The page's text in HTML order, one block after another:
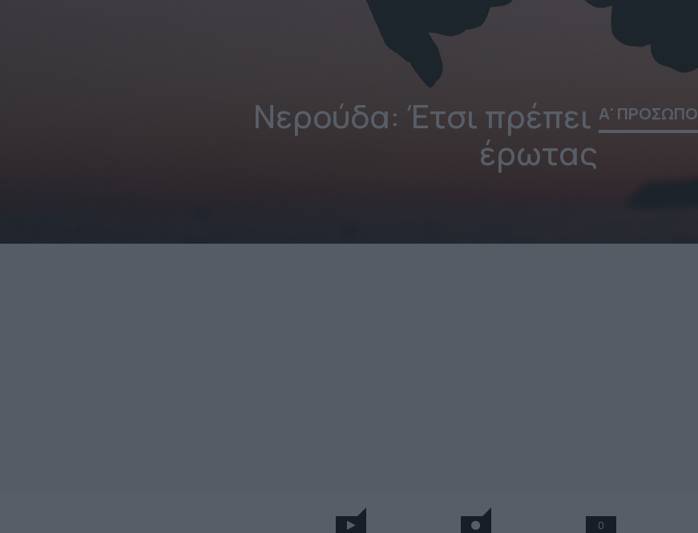
Νερούδα: Έτσι πρέπει Α' ΠΡΟΣΩΠΟ
έρωτας
0